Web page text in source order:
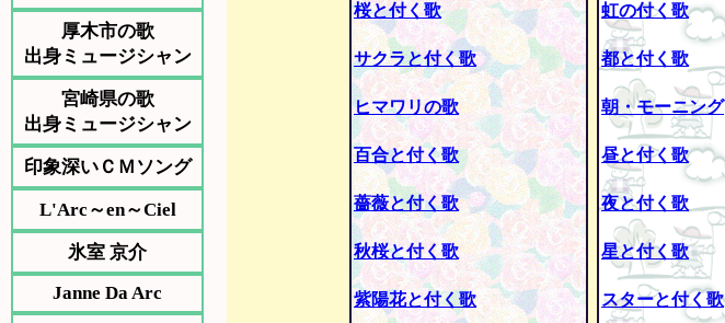
厚木市の歌
出身ミュージシャン
宮崎県の歌
出身ミュージシャン
印象深いＣＭソング
L'Arc～en～Ciel
氷室 京介
Janne Da Arc
桜と付く歌
サクラと付く歌
ヒマワリの歌
百合と付く歌
薔薇と付く歌
秋桜と付く歌
紫陽花と付く歌
虹の付く歌
都と付く歌
朝・モーニング
昼と付く歌
夜と付く歌
星と付く歌
スターと付く歌